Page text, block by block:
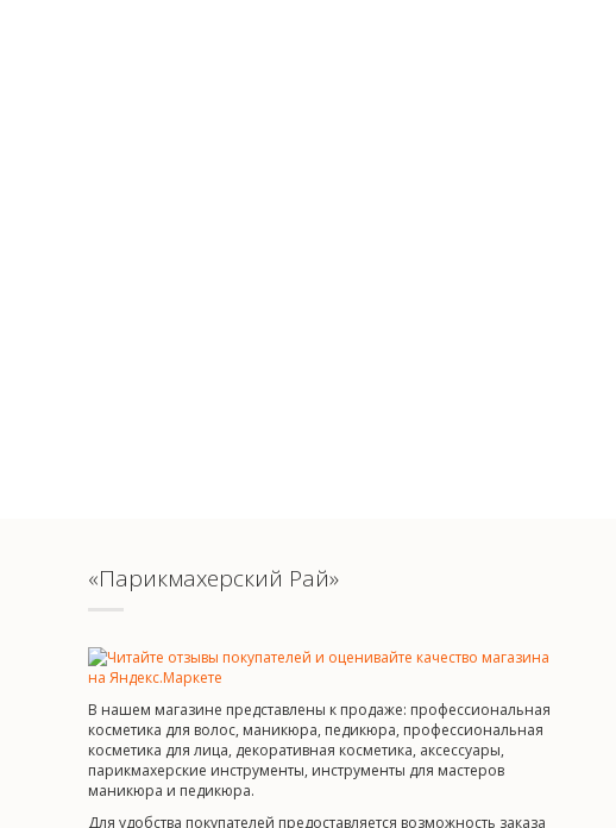
«Парикмахерский Рай»
В нашем магазине представлены к продаже: профессиональная
косметика для волос, маникюра, педикюра, профессиональная
косметика для лица, декоративная косметика, аксессуары,
парикмахерские инструменты, инструменты для мастеров
маникюра и педикюра.
Для удобства покупателей предоставляется возможность заказа